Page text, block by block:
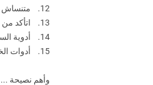
12. متنساش تأمين السفر الجديد بتاع أمان.
13. اتأكد من وزن الشنط بتاعتك وانت مسافر من مصر أو وانت راجع من البلد اللي انت مسافرها.
14. أدوية السفر مهمة جدا متنسهاش.
15. أدوات الخياطة لازم تكون فـ شنطتك.
وأهم نصيحة ...